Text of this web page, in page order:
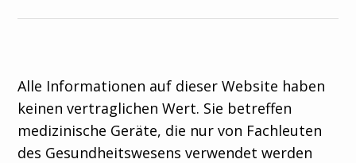
Alle Informationen auf dieser Website haben
keinen vertraglichen Wert. Sie betreffen
medizinische Geräte, die nur von Fachleuten
des Gesundheitswesens verwendet werden